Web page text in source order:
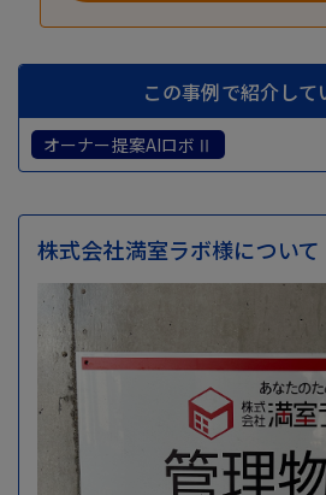
この事例で紹介して
オーナー提案AIロボⅡ
株式会社満室ラボ様について